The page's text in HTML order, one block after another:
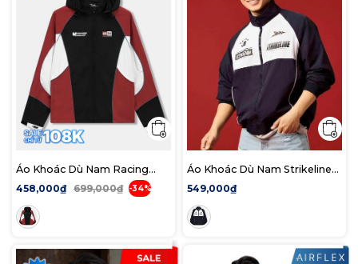
Áo Khoác Dù Nam Racing
Division Form Loose
458,000₫ 699,000₫ -34%
Áo Khoác Dù Nam Strikeline
Form Loose
549,000₫